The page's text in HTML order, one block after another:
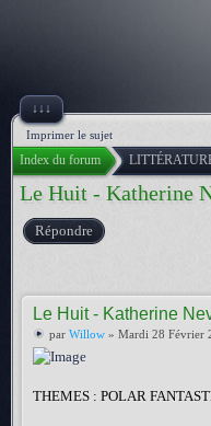
↓↓↓
Imprimer le sujet
Index du forum
Le Huit - Katherine
Répondre
Le Huit - Katherine
par Willow » Mardi 28 Février
THEMES : POLAR